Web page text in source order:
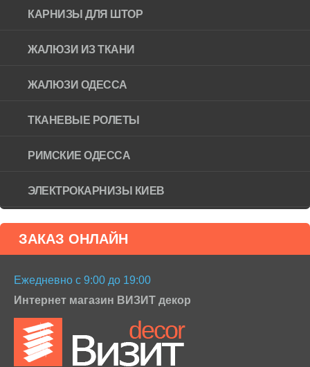
КАРНИЗЫ ДЛЯ ШТОР
ЖАЛЮЗИ ИЗ ТКАНИ
ЖАЛЮЗИ ОДЕССА
ТКАНЕВЫЕ РОЛЕТЫ
РИМСКИЕ ОДЕССА
ЭЛЕКТРОКАРНИЗЫ КИЕВ
ЗАКАЗ ОНЛАЙН
Ежедневно с 9:00 до 19:00
Интернет магазин ВИЗИТ декор